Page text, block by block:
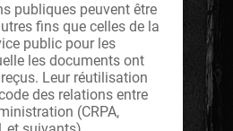
publiques peuvent être
fins que celles de la
public pour les
les documents ont
Leur réutilisation
des relations entre
(CRPA,